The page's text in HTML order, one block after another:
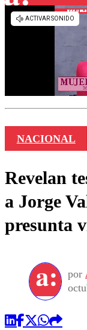
NACIONAL
Revelan
a Jorge
presunta
por